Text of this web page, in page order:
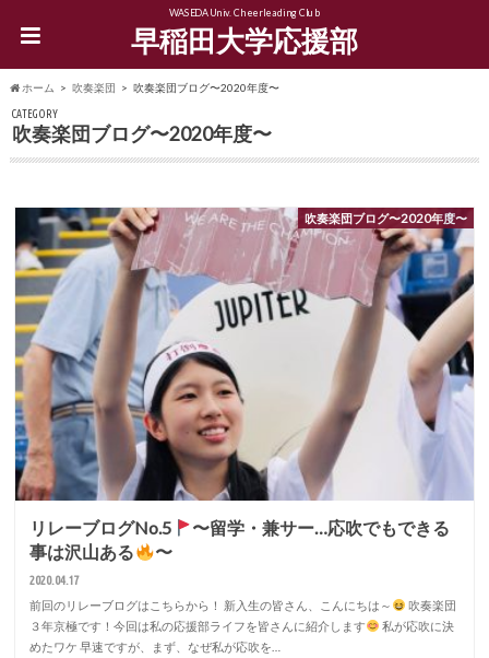
WASEDA Univ. Cheerleading Club
早稲田大学応援部
ホーム 吹奏楽団 吹奏楽団ブログ〜2020年度〜
CATEGORY
吹奏楽団ブログ〜2020年度〜
吹奏楽団ブログ〜2020年度〜
リレーブログNo.5
〜留学・兼サー…応吹でもできる
事は沢山ある
〜
2020.04.17
前回のリレーブログはこちらから！ 新入生の皆さん、こんにちは～
吹奏楽団
３年京極です！今回は私の応援部ライフを皆さんに紹介します
私が応吹に決
めたワケ 早速ですが、まず、なぜ私が応吹を…